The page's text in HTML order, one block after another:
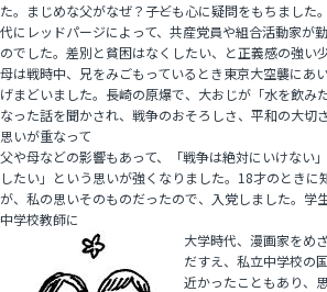
た。まじめな父がなぜ？――子ども心に疑問をもちまし
代にレッドパージによって、共産党員や組合活動家が
のでした。差別と貧困はなくしたい、と正義感の強い
母は戦時中、兄をみごもっているとき東京大空襲にあ
げまどいました。長崎の原爆で、大おじが「水を飲み
なった話を聞かされ、戦争のおそろしさ、平和の大切
思いが重なって
父や母などの影響もあって、「戦争は絶対にいけない
したい」という思いが強くなりました。18才のとき
が、私の思いそのものだったので、入党しました。学
中学校教師に
大学時代、漫画家をめ
だすえ、私立中学校の
近かったこともあり、